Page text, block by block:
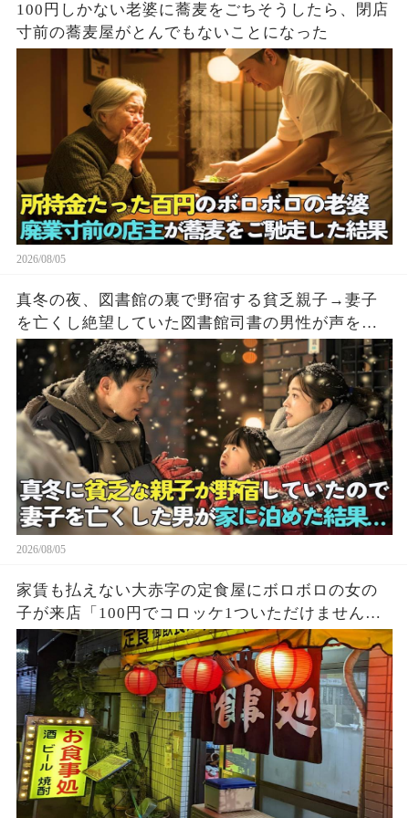
100円しかない老婆に蕎麦をごちそうしたら、閉店
寸前の蕎麦屋がとんでもないことになった
2026/08/05
真冬の夜、図書館の裏で野宿する貧乏親子→妻子
を亡くし絶望していた図書館司書の男性が声をか
けた結果…
2026/08/05
家賃も払えない大赤字の定食屋にボロボロの女の
子が来店「100円でコロッケ1ついただけません
か？」ハンバーグ定食をご馳走し満腹になった少
女→後日、黒い高級車が次々に現れて…